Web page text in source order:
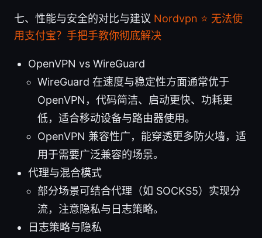
七、性能与安全的对比与建议 Nordvpn ⭐ 无法使
用支付宝？手把手教你彻底解决
OpenVPN vs WireGuard
WireGuard 在速度与稳定性方面通常优于
OpenVPN，代码简洁、启动更快、功耗更
低，适合移动设备与路由器使用。
OpenVPN 兼容性广，能穿透更多防火墙，适
用于需要广泛兼容的场景。
代理与混合模式
部分场景可结合代理（如 SOCKS5）实现分
流，注意隐私与日志策略。
日志策略与隐私